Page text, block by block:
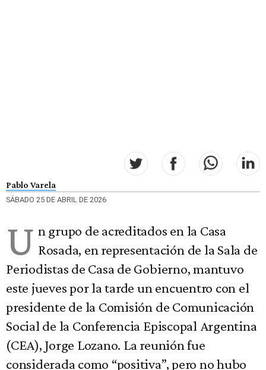
Pablo Varela
SÁBADO 25 DE ABRIL DE 2026
U n grupo de acreditados en la Casa
Rosada, en representación de la Sala de
Periodistas de Casa de Gobierno, mantuvo
este jueves por la tarde un encuentro con el
presidente de la Comisión de Comunicación
Social de la Conferencia Episcopal Argentina
(CEA), Jorge Lozano. La reunión fue
considerada como “positiva”, pero no hubo